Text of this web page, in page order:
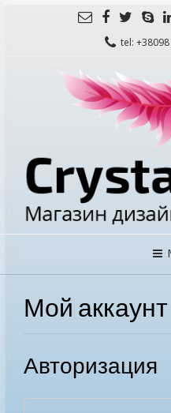
tel:
Мой аккаунт
Авторизация